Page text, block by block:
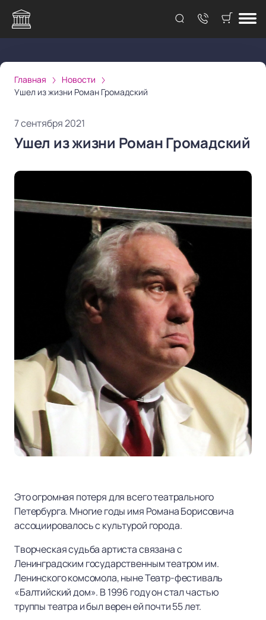
Главная
Новости
Ушел из жизни Роман Громадский
7 сентября 2021
Ушел из жизни Роман Громадский
Это огромная потеря для всего театрального
Петербурга. Многие годы имя Романа Борисовича
ассоциировалось с культурой города.
Творческая судьба артиста связана с
Ленинградским государственным театром им.
Ленинского комсомола, ныне Театр-фестиваль
«Балтийский дом». В 1996 году он стал частью
труппы театра и был верен ей почти 55 лет.